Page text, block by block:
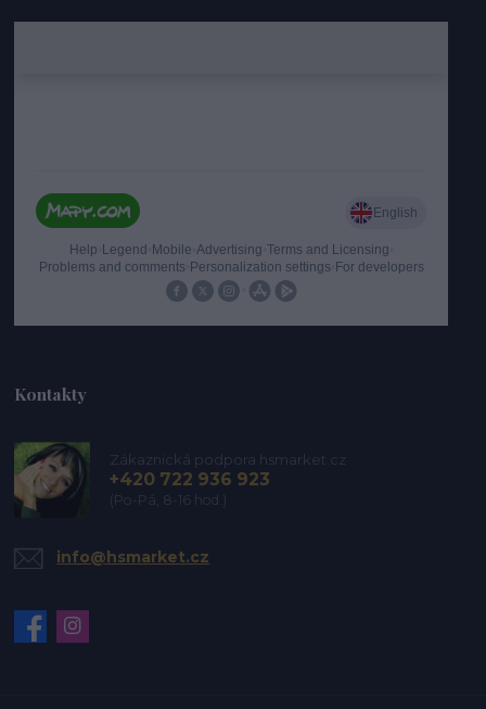
Kontakty
Zákaznická podpora hsmarket.cz
+420 722 936 923
(Po-Pá, 8-16 hod.)
info@hsmarket.cz